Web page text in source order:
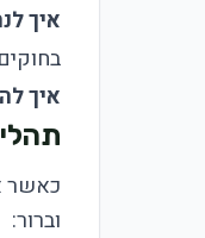
איך
איך
כאשר
וברור: